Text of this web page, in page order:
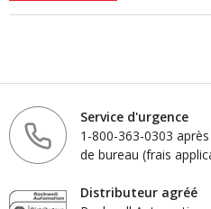
Service d'urgence
1-800-363-0303
de bureau (frais
Distributeur agréé